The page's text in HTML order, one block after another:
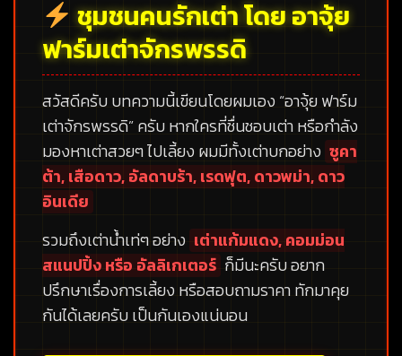
ชุมชนคนรักเต่า โดย อาจุ้ย
ฟาร์มเต่าจักรพรรดิ
สวัสดีครับ บทความนี้เขียนโดยผมเอง “อาจุ้ย ฟาร์ม
เต่าจักรพรรดิ”ครับ หากใครที่ชื่นชอบเต่า หรือกำลัง
มองหาเต่าสวยๆ ไปเลี้ยง ผมมีทั้งเต่าบกอย่าง ซูคา
ต้า, เสือดาว, อัลดาบร้า, เรดฟุต, ดาวพม่า, ดาว
อินเดีย
รวมถึงเต่าน้ำเท่ๆ อย่าง เต่าแก้มแดง, คอมม่อน
สแนปปิ้ง หรือ อัลลิเกเตอร์ ก็มีนะครับ อยาก
ปรึกษาเรื่องการเลี้ยง หรือสอบถามราคา ทักมาคุย
กันได้เลยครับ เป็นกันเองแน่นอน